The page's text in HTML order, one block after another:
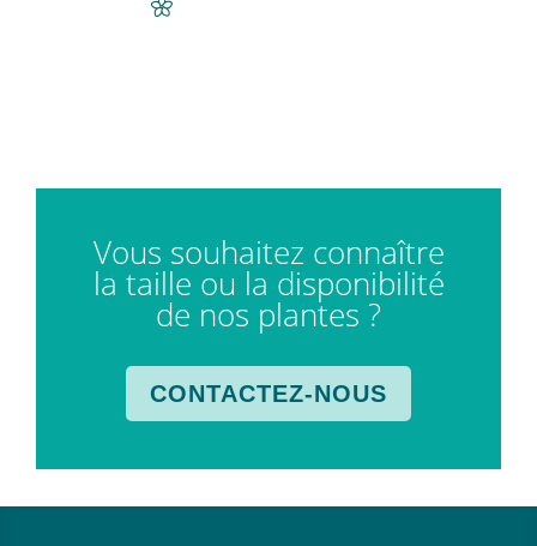
Vous souhaitez connaître
la taille ou la disponibilité
de nos plantes ?
CONTACTEZ-NOUS